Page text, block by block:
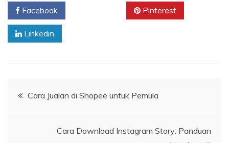
Facebook Pinterest
Linkedin
Navigasi
Cara Jualan di Shopee untuk Pemula
Cara Download Instagram Story: Panduan